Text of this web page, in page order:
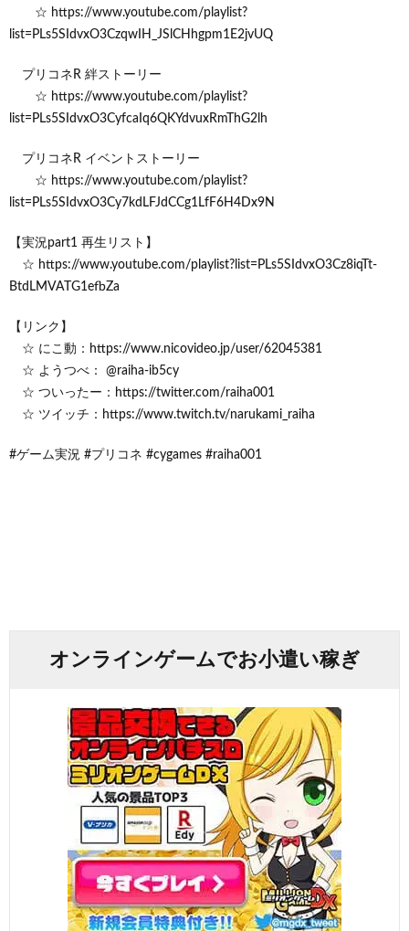
☆ https://www.youtube.com/playlist?
list=PLs5SIdvxO3CzqwIH_JSlCHhgpm1E2jvUQ
プリコネR 絆ストーリー
☆ https://www.youtube.com/playlist?
list=PLs5SIdvxO3CyfcaIq6QKYdvuxRmThG2lh
プリコネR イベントストーリー
☆ https://www.youtube.com/playlist?
list=PLs5SIdvxO3Cy7kdLFJdCCg1LfF6H4Dx9N
【実況part1 再生リスト】
☆ https://www.youtube.com/playlist?list=PLs5SIdvxO3Cz8iqTt-
BtdLMVATG1efbZa
【リンク】
☆ にこ動：https://www.nicovideo.jp/user/62045381
☆ ようつべ： @raiha-ib5cy
☆ ついったー：https://twitter.com/raiha001
☆ ツイッチ：https://www.twitch.tv/narukami_raiha
#ゲーム実況 #プリコネ #cygames #raiha001
オンラインゲームでお小遣い稼ぎ